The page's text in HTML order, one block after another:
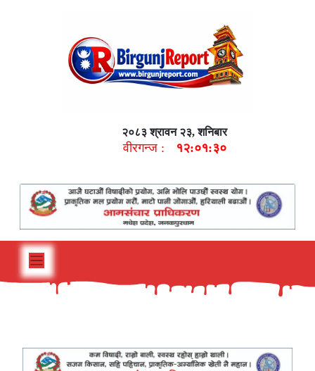
२०८३ श्रावन २३, शनिबार
वीरगन्ज : १२:०१:३१